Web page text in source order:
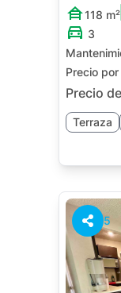
118 m²
3
Precio
Precio
Terraza
5